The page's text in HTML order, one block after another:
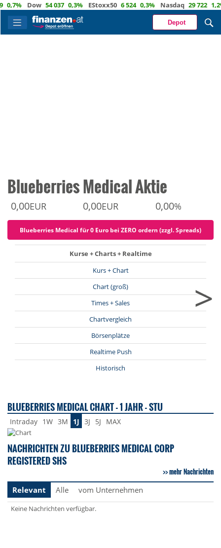
Dow 54 037 0,3% EStoxx50 6 524 0,3% Nasdaq 29 722 1,2%
Depot
Blueberries Medical Aktie
0,00EUR 0,00EUR 0,00%
Blueberries Medical für 0 Euro bei ZERO ordern (zzgl. Spreads)
Kurse + Charts + Realtime
Kurs + Chart
Chart (groß)
Times + Sales
Chartvergleich
Börsenplätze
Realtime Push
Historisch
>
BLUEBERRIES MEDICAL CHART - 1 JAHR - STU
Intraday 1W 3M 1J 3J 5J MAX
NACHRICHTEN ZU BLUEBERRIES MEDICAL CORP
REGISTERED SHS
mehr Nachrichten
Relevant
Alle vom Unternehmen
Keine Nachrichten verfügbar.